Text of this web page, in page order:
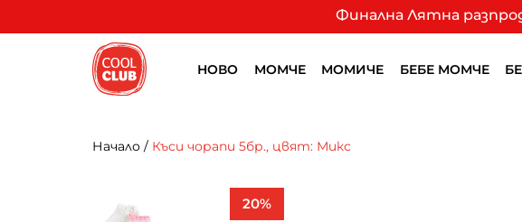
Финална Лятна
НОВО МОМЧЕ МОМИЧЕ БЕБЕ МОМЧЕ
Начало / Къси чорапи 5бр., цвят: Микс
20%